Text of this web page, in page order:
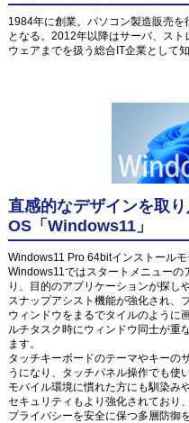
1984年に創業。パソコン製造販売
となる。2012年以降はサーバ、ス
ウェアまでを扱う総合IT企業として知
直感的なデザインを取
OS「Windows11」
Windows11 Pro 64bitインストールモ
Windows11ではスタートメニューの
り、目的のアプリケーションが探し
スナップアシスト機能が強化され、
ウィンドウをまるでタイルのように
ルチタスク時にウィンドウ同士が重
ます。
タッチキーボードのテーマやキーの
うになり、タッチパネル操作でも使
モバイル環境に慣れた方にも馴染み
セキュリティもより強化されており
プライバシーを安全に保つ多層防御